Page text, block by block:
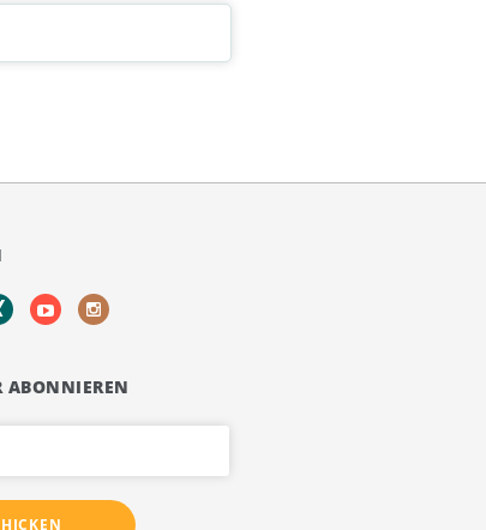
ABONNIEREN